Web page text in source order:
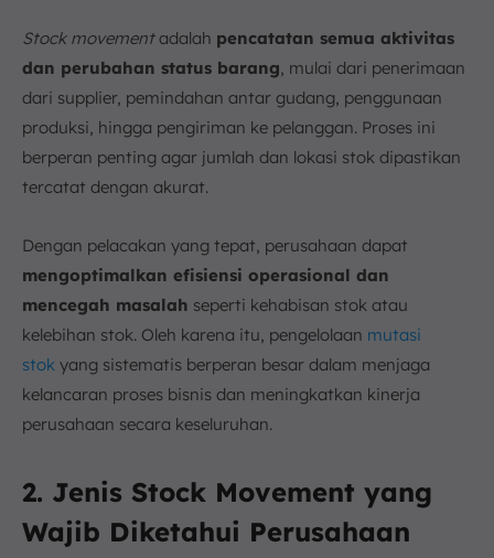
Stock movementadalah pencatatan semua aktivitas
dan perubahan status barang, mulai dari penerimaan
dari supplier, pemindahan antar gudang, penggunaan
produksi, hingga pengiriman ke pelanggan. Proses ini
berperan penting agar jumlah dan lokasi stok dipastikan
tercatat dengan akurat.
Dengan pelacakan yang tepat, perusahaan dapat
mengoptimalkan efisiensi operasional dan
mencegah masalah seperti kehabisan stok atau
kelebihan stok. Oleh karena itu, pengelolaan mutasi
stok yang sistematis berperan besar dalam menjaga
kelancaran proses bisnis dan meningkatkan kinerja
perusahaan secara keseluruhan.
2. Jenis Stock Movement yang
Wajib Diketahui Perusahaan